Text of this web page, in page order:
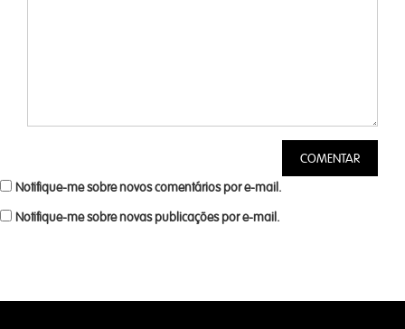
Notifique-me sobre novos comentários por e-mail.
Notifique-me sobre novas publicações por e-mail.